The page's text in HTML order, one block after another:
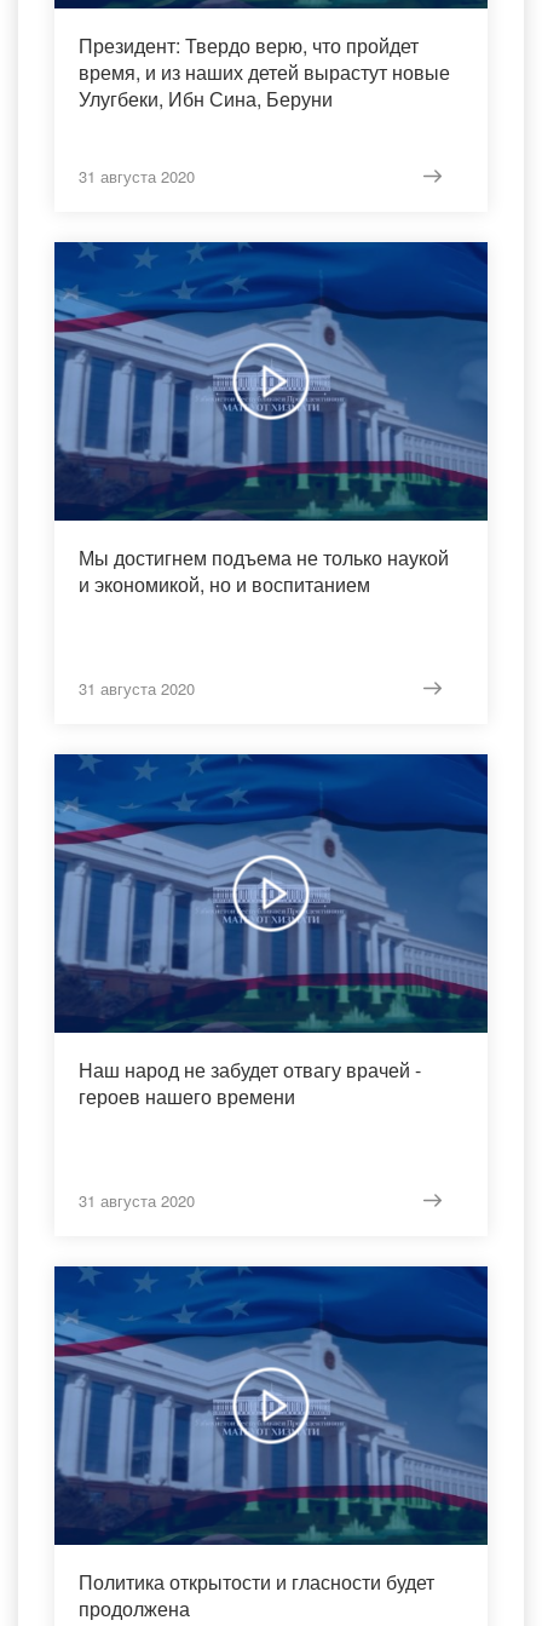
Президент: Твердо верю, что пройдет
время, и из наших детей вырастут новые
Улугбеки, Ибн Сина, Беруни
31 августа 2020
Мы достигнем подъема не только наукой
и экономикой, но и воспитанием
31 августа 2020
Наш народ не забудет отвагу врачей -
героев нашего времени
31 августа 2020
Политика открытости и гласности будет
продолжена